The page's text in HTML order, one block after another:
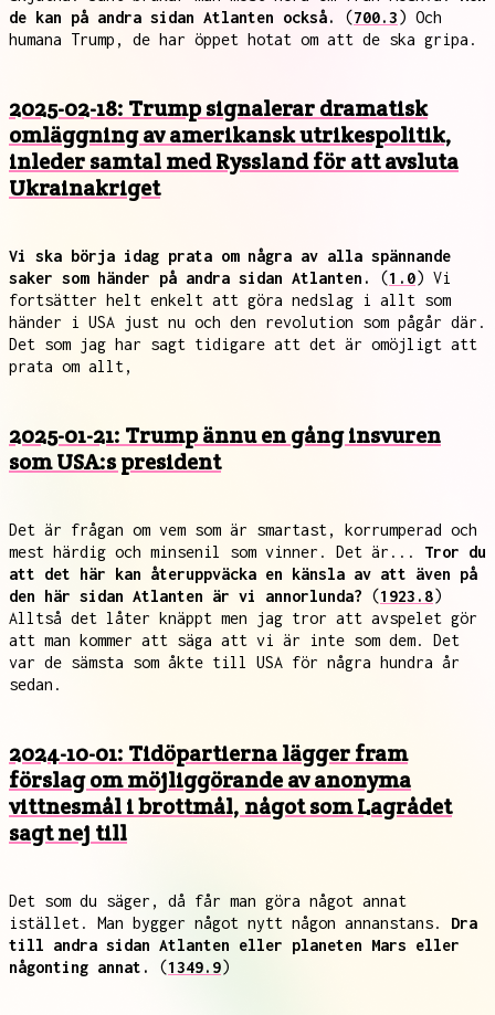
de kan på andra sidan Atlanten också.
(700.3) Och
humana Trump, de har öppet hotat om att de ska gripa.
2025-02-18: Trump signalerar dramatisk
omläggning av amerikansk utrikespolitik,
inleder samtal med Ryssland för att avsluta
Ukrainakriget
Vi ska börja idag prata om några av alla spännande
saker som händer på andra sidan Atlanten.
(1.0) Vi
fortsätter helt enkelt att göra nedslag i allt som
händer i USA just nu och den revolution som pågår där.
Det som jag har sagt tidigare att det är omöjligt att
prata om allt,
2025-01-21: Trump ännu en gång insvuren
som USA:s president
Det är frågan om vem som är smartast, korrumperad och
mest härdig och minsenil som vinner. Det är... Tror du
att det här kan återuppväcka en känsla av att även på
den här sidan Atlanten är vi annorlunda? (1923.8)
Alltså det låter knäppt men jag tror att avspelet gör
att man kommer att säga att vi är inte som dem. Det
var de sämsta som åkte till USA för några hundra år
sedan.
2024-10-01: Tidöpartierna lägger fram
förslag om möjliggörande av anonyma
vittnesmål i brottmål, något som Lagrådet
sagt nej till
Det som du säger, då får man göra något annat
istället. Man bygger något nytt någon annanstans. Dra
till andra sidan Atlanten eller planeten Mars eller
någonting annat.
(1349.9)